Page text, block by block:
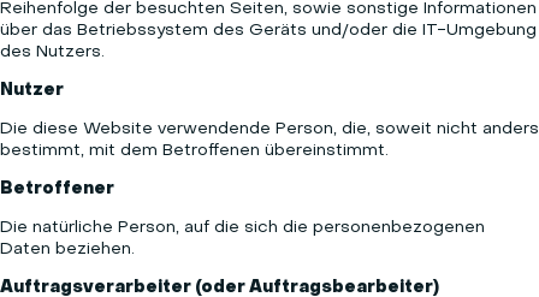
Reihenfolge der besuchten Seiten, sowie sonstige Informationen
über das Betriebssystem des Geräts und/oder die IT-Umgebung
des Nutzers.
Nutzer
Die diese Website verwendende Person, die, soweit nicht anders
bestimmt, mit dem Betroffenen übereinstimmt.
Betroffener
Die natürliche Person, auf die sich die personenbezogenen
Daten beziehen.
Auftragsverarbeiter (oder Auftragsbearbeiter)